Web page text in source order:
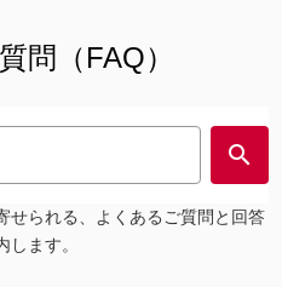
問（FAQ）
search
せられる、よくあるご質問と回答
します。